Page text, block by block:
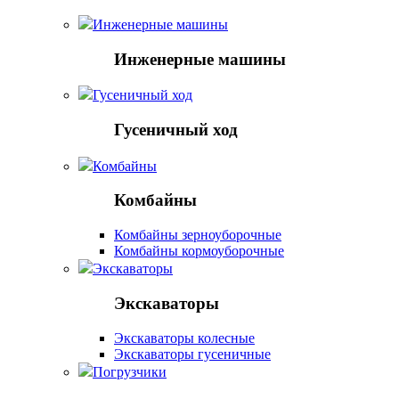
Инженерные машины
Инженерные машины
Гусеничный ход
Гусеничный ход
Комбайны
Комбайны
Комбайны зерноуборочные
Комбайны кормоуборочные
Экскаваторы
Экскаваторы
Экскаваторы колесные
Экскаваторы гусеничные
Погрузчики